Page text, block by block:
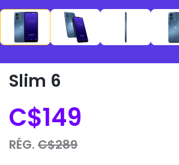
Slim 6
C$149
RÉG. C$289